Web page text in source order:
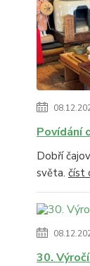
Povídání
Dobří
světa. číst
30.